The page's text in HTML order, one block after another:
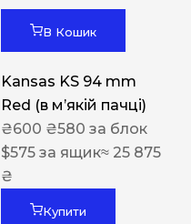
В Кошик
Kansas KS 94 mm
Red (в мʼякій пачці)
₴600 ₴580 за блок
$575 за ящик≈ 25 875
₴
Купити